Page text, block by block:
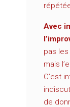
Avec
pas
mais
C’est
de